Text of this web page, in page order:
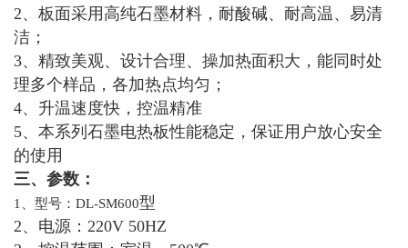
2、板面采用高纯石墨材料，耐酸碱、耐高温、易清
洁；
3、精致美观、设计合理、操加热面积大，能同时处
理多个样品，各加热点均匀；
4、升温速度快，控温精准
5、本系列石墨电热板性能稳定，保证用户放心安全
的使用
三、 参数：
1、型号：DL-SM600型
2、电源：220V 50HZ